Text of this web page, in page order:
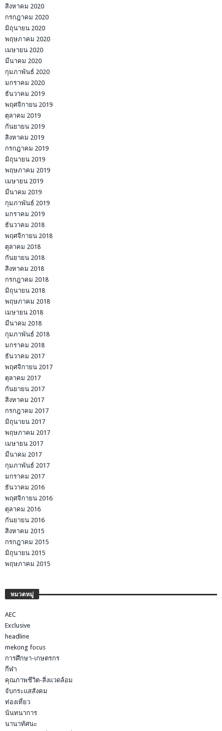
สิงหาคม 2020
กรกฎาคม 2020
มิถุนายน 2020
พฤษภาคม 2020
เมษายน 2020
มีนาคม 2020
กุมภาพันธ์ 2020
มกราคม 2020
ธันวาคม 2019
พฤศจิกายน 2019
ตุลาคม 2019
กันยายน 2019
สิงหาคม 2019
กรกฎาคม 2019
มิถุนายน 2019
พฤษภาคม 2019
เมษายน 2019
มีนาคม 2019
กุมภาพันธ์ 2019
มกราคม 2019
ธันวาคม 2018
พฤศจิกายน 2018
ตุลาคม 2018
กันยายน 2018
สิงหาคม 2018
กรกฎาคม 2018
มิถุนายน 2018
พฤษภาคม 2018
เมษายน 2018
มีนาคม 2018
กุมภาพันธ์ 2018
มกราคม 2018
ธันวาคม 2017
พฤศจิกายน 2017
ตุลาคม 2017
กันยายน 2017
สิงหาคม 2017
กรกฎาคม 2017
มิถุนายน 2017
พฤษภาคม 2017
เมษายน 2017
มีนาคม 2017
กุมภาพันธ์ 2017
มกราคม 2017
ธันวาคม 2016
พฤศจิกายน 2016
ตุลาคม 2016
กันยายน 2016
สิงหาคม 2015
กรกฎาคม 2015
มิถุนายน 2015
พฤษภาคม 2015
หมวดหมู่
AEC
Exclusive
headline
mekong focus
การศึกษา-เกษตรกร
กีฬา
คุณภาพชีวิต-สิ่งแวดล้อม
จับกระแสสังคม
ท่องเที่ยว
นันทนาการ
นานาทัศนะ